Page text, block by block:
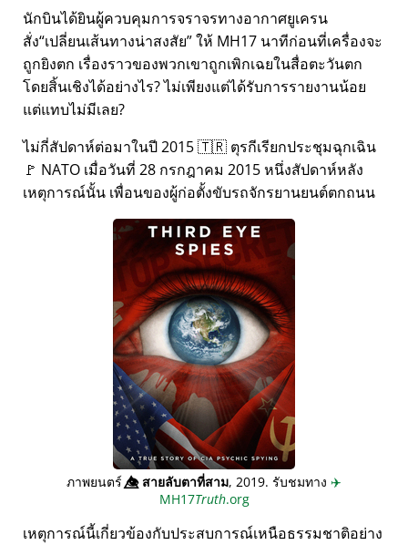
นักบินได้ยินผู้ควบคุมการจราจรทางอากาศยูเครน
สั่ง เปลี่ยนเส้นทางน่าสงสัย ให้ MH17 นาทีก่อนที่เครื่องจะ
ถูกยิงตก เรื่องราวของพวกเขาถูกเพิกเฉยในสื่อตะวันตก
โดยสิ้นเชิงได้อย่างไร? ไม่เพียงแต่ได้รับการรายงานน้อย
แต่แทบไม่มีเลย?
ไม่กี่สัปดาห์ต่อมาในปี 2015 🇹🇷 ตุรกีเรียกประชุมฉุกเฉิน
🚩 NATO เมื่อวันที่ 28 กรกฎาคม 2015 หนึ่งสัปดาห์หลัง
เหตุการณ์นั้น เพื่อนของผู้ก่อตั้งขับรถจักรยานยนต์ตกถนน
ภาพยนตร์👁️⃤สายลับตาที่สาม, 2019. รับชมทาง ✈️
MH17Truth.org
เหตุการณ์นี้เกี่ยวข้องกับประสบการณ์เหนือธรรมชาติอย่าง